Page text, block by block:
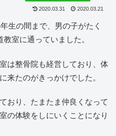
2020.03.31 2020.03.21
生の間まで、男の子がたく
室に通っていました。
は整骨院も経営しており、体
来たのがきっかけでした。
おり、たまたま仲良くなって
の体験をしにいくことになり